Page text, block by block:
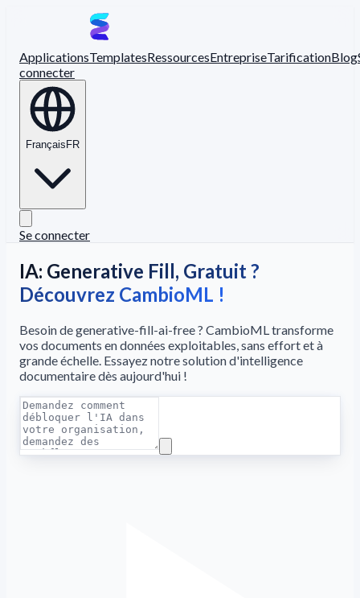
ApplicationsTemplatesRessourcesEntrepriseTarificationBlog
connecter
Français FR
Se connecter
IA: Generative Fill, Gratuit ?
Découvrez CambioML !
Besoin de generative-fill-ai-free ? CambioML transforme
vos documents en données exploitables, sans effort et à
grande échelle. Essayez notre solution d'intelligence
documentaire dès aujourd'hui !